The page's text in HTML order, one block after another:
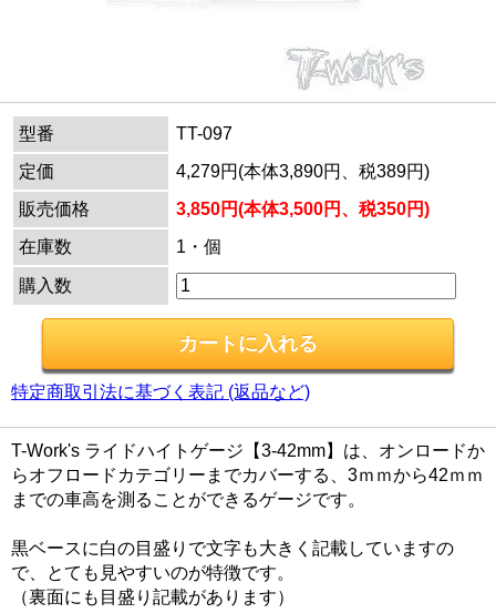
型番
TT-097
定価
4,279円(本体3,890円、税389円)
販売価格
3,850円(本体3,500円、税350円)
在庫数
1・個
購入数
特定商取引法に基づく表記 (返品など)
T-Work's ライドハイトゲージ【3-42mm】は、オンロードか
らオフロードカテゴリーまでカバーする、3ｍｍから42ｍｍ
までの車高を測ることができるゲージです。
黒ベースに白の目盛りで文字も大きく記載していますの
で、とても見やすいのが特徴です。
（裏面にも目盛り記載があります）